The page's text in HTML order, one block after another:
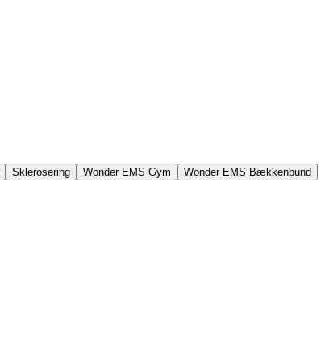
Sklerosering Wonder EMS Gym Wonder EMS Bækkenbund